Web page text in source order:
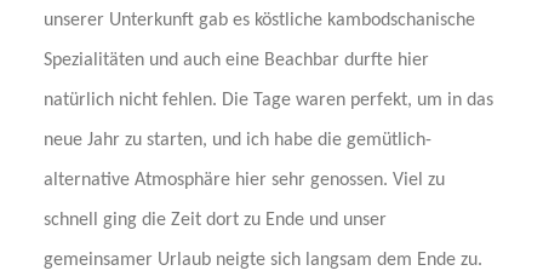
unserer Unterkunft gab es köstliche kambodschanische
Spezialitäten und auch eine Beachbar durfte hier
natürlich nicht fehlen. Die Tage waren perfekt, um in das
neue Jahr zu starten, und ich habe die gemütlich-
alternative Atmosphäre hier sehr genossen. Viel zu
schnell ging die Zeit dort zu Ende und unser
gemeinsamer Urlaub neigte sich langsam dem Ende zu.